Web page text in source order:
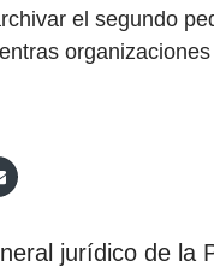
el segundo
jurídico de la